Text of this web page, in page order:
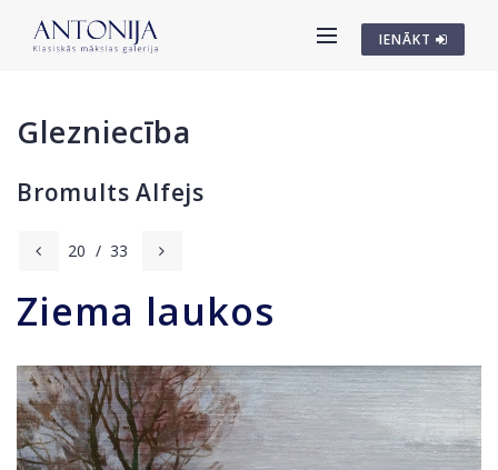
IENĀKT
Glezniecība
Bromults Alfejs
20 / 33
Ziema laukos